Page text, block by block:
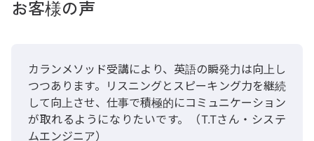
お客様の声
カランメソッド受講により、英語の瞬発力は向上し
つつあります。リスニングとスピーキング力を継続
して向上させ、仕事で積極的にコミュニケーション
が取れるようになりたいです。（T.Tさん・システ
ムエンジニア）